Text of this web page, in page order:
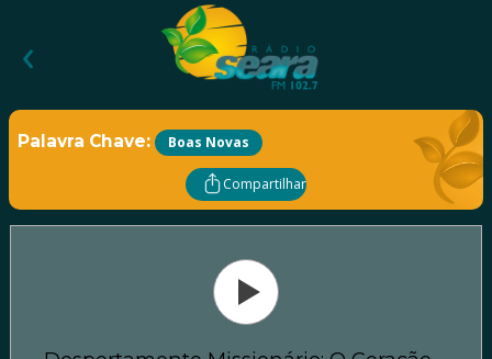
‹
Palavra Chave: Boas Novas
Compartilhar